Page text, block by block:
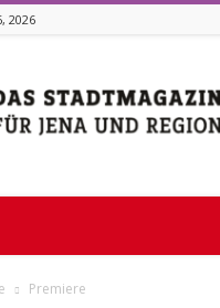
2026
07
Premiere